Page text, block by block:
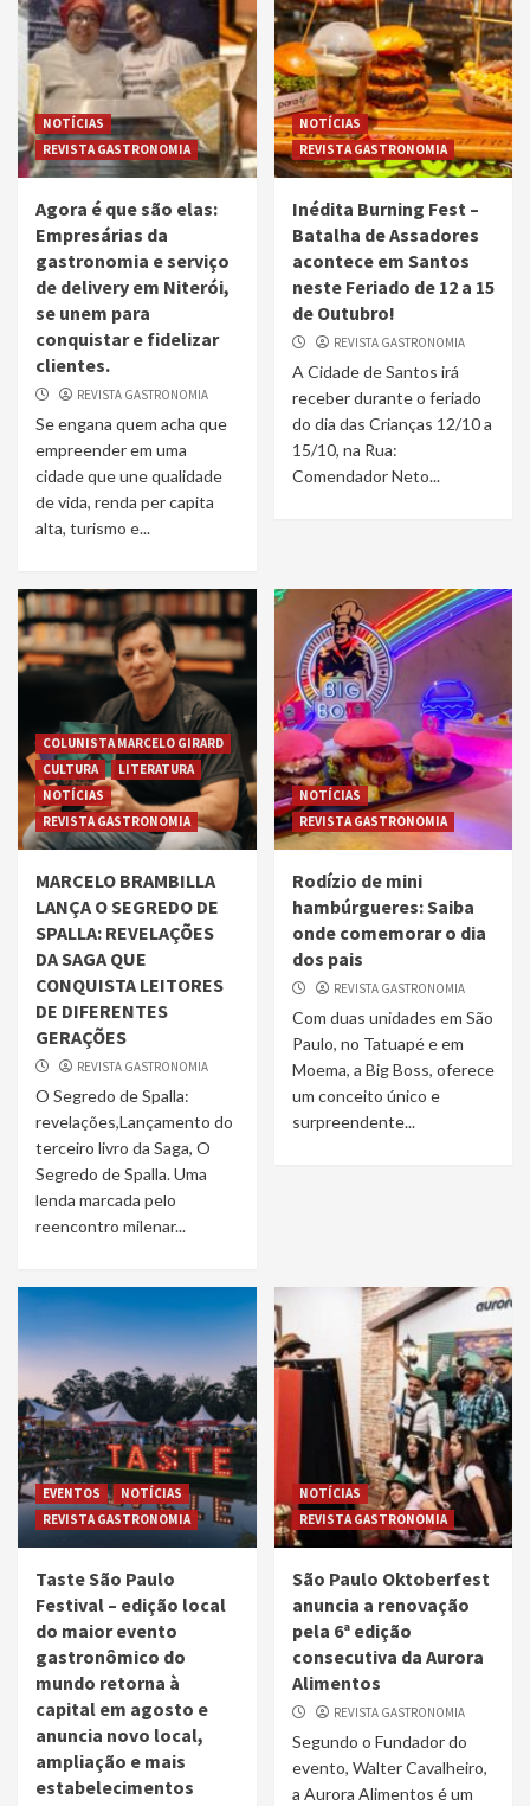
NOTÍCIAS
REVISTA GASTRONOMIA
Agora é que são elas:
Empresárias da
gastronomia e serviço
de delivery em Niterói,
se unem para
conquistar e fidelizar
clientes.
REVISTA GASTRONOMIA
Se engana quem acha que
empreender em uma
cidade que une qualidade
de vida, renda per capita
alta, turismo e...
NOTÍCIAS
REVISTA GASTRONOMIA
Inédita Burning Fest –
Batalha de Assadores
acontece em Santos
neste Feriado de 12 a 15
de Outubro!
REVISTA GASTRONOMIA
A Cidade de Santos irá
receber durante o feriado
do dia das Crianças 12/10 a
15/10, na Rua:
Comendador Neto...
COLUNISTA MARCELO GIRARD
CULTURA
LITERATURA
NOTÍCIAS
REVISTA GASTRONOMIA
MARCELO BRAMBILLA
LANÇA O SEGREDO DE
SPALLA: REVELAÇÕES
DA SAGA QUE
CONQUISTA LEITORES
DE DIFERENTES
GERAÇÕES
REVISTA GASTRONOMIA
O Segredo de Spalla:
revelações,Lançamento do
terceiro livro da Saga, O
Segredo de Spalla. Uma
lenda marcada pelo
reencontro milenar...
NOTÍCIAS
REVISTA GASTRONOMIA
Rodízio de mini
hambúrgueres: Saiba
onde comemorar o dia
dos pais
REVISTA GASTRONOMIA
Com duas unidades em São
Paulo, no Tatuapé e em
Moema, a Big Boss, oferece
um conceito único e
surpreendente...
EVENTOS
NOTÍCIAS
REVISTA GASTRONOMIA
Taste São Paulo
Festival – edição local
do maior evento
gastronômico do
mundo retorna à
capital em agosto e
anuncia novo local,
ampliação e mais
estabelecimentos
NOTÍCIAS
REVISTA GASTRONOMIA
São Paulo Oktoberfest
anuncia a renovação
pela 6ª edição
consecutiva da Aurora
Alimentos
REVISTA GASTRONOMIA
Segundo o Fundador do
evento, Walter Cavalheiro,
a Aurora Alimentos é um